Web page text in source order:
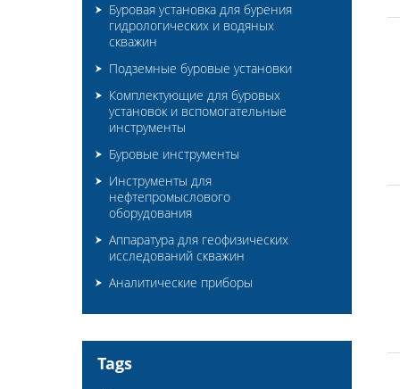
Буровая установка для бурения
гидрологических и водяных
скважин
Подземные буровые установки
Комплектующие для буровых
установок и вспомогательные
инструменты
Буровые инструменты
Инструменты для
нефтепромыслового
оборудования
Аппаратура для геофизических
исследований скважин
Аналитические приборы
Tags